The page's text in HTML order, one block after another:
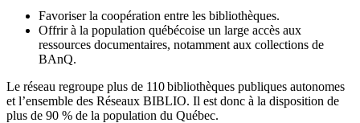
Favoriser la coopération entre les bibliothèques.
Offrir à la population québécoise un large accès aux
ressources documentaires, notamment aux collections de
BAnQ.
Le réseau regroupe plus de 110bibliothèques publiques autonomes
et l’ensemble des Réseaux BIBLIO. Il est donc à la disposition de
plus de 90 % de la population du Québec.